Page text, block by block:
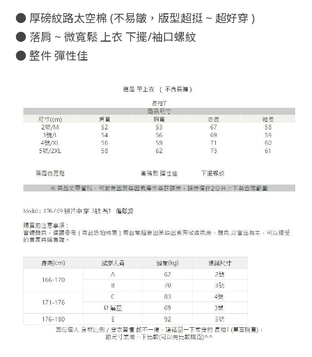
● 厚磅紋路太空棉 (不易皺， 版型超挺 ~ 超好穿 )
● 落肩 ~ 微寬鬆 上衣 下擺/袖口螺紋
● 整件 彈性佳